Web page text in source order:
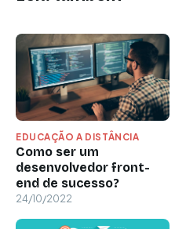
EDUCAÇÃO A DISTÂNCIA
Como ser um
desenvolvedor front-
end de sucesso?
24/10/2022